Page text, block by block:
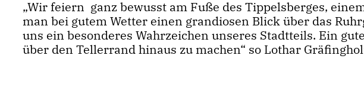
Wir feiern ganz bewusst am Fuße des Tippelsberges,
man bei gutem Wetter einen grandiosen Blick über das
uns ein besonderes Wahrzeichen unseres Stadtteils. Ein
über den Tellerrand hinaus zu machen“ so Lothar